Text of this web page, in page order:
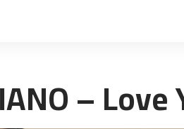
–